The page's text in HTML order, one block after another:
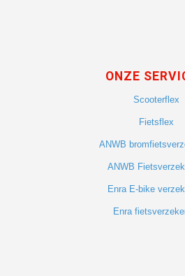
ONZE
Scooterflex
Fietsflex
ANWB
ANWB
Enra E-bike
Enra